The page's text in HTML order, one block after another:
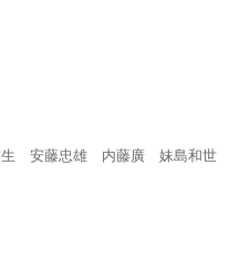
安藤忠雄 内藤廣 妹島和世